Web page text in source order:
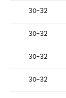
30-32
30-32
30-32
30-32